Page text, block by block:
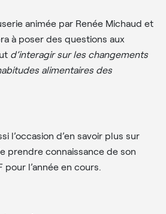
animée par Renée Michaud et
à poser des questions aux
d’interagir sur les changements
alimentaires des
l’occasion d’en savoir plus sur
prendre connaissance de son
pour l’année en cours.